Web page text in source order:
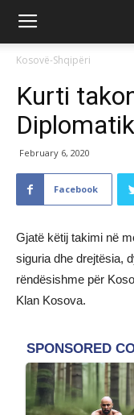
Kosovë-Shqipëri
Kurti
February 6, 2020
Facebook
Gjatë këtij takimi në
siguria dhe drejtësia,
rëndësishme për
Klan Kosova.